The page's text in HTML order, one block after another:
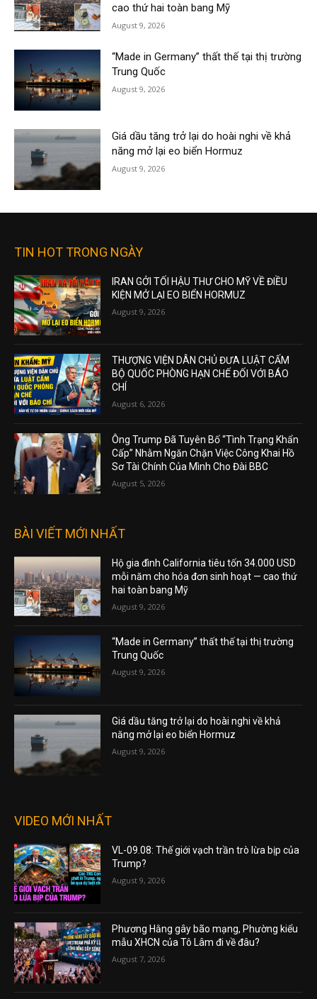
cao thứ hai toàn bang Mỹ
August 9, 2026
“Made in Germany” thất thế tại thị trường
Trung Quốc
August 9, 2026
Giá dầu tăng trở lại do hoài nghi về khả
năng mở lại eo biển Hormuz
August 9, 2026
TIN HOT TRONG NGÀY
IRAN GỞI TỐI HẬU THƯ CHO MỸ VỀ ĐIỀU
KIỆN MỞ LẠI EO BIỂN HORMUZ
August 9, 2026
THƯỢNG VIỆN DÂN CHỦ ĐƯA LUẬT CẤM
BỘ QUỐC PHÒNG HẠN CHẾ ĐỐI VỚI BÁO
CHÍ
August 6, 2026
Ông Trump Đã Tuyên Bố “Tình Trạng Khẩn
Cấp” Nhằm Ngăn Chặn Việc Công Khai Hồ
Sơ Tài Chính Của Mình Cho Đài BBC
August 5, 2026
BÀI VIẾT MỚI NHẤT
Hộ gia đình California tiêu tốn 34.000 USD
mỗi năm cho hóa đơn sinh hoạt — cao thứ
hai toàn bang Mỹ
August 9, 2026
“Made in Germany” thất thế tại thị trường
Trung Quốc
August 9, 2026
Giá dầu tăng trở lại do hoài nghi về khả
năng mở lại eo biển Hormuz
August 9, 2026
VIDEO MỚI NHẤT
VL-09.08: Thế giới vạch trần trò lừa bịp của
Trump?
August 9, 2026
Phương Hằng gây bão mạng, Phường kiểu
mẫu XHCN của Tô Lâm đi về đâu?
August 7, 2026